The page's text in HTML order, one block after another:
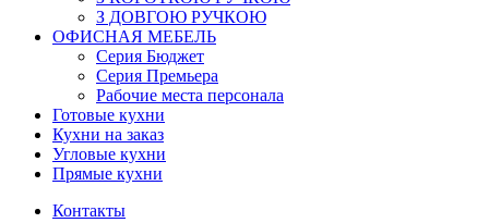
З ДОВГОЮ РУЧКОЮ
ОФИСНАЯ МЕБЕЛЬ
Серия Бюджет
Серия Премьера
Рабочие места персонала
Готовые кухни
Кухни на заказ
Угловые кухни
Прямые кухни
Контакты